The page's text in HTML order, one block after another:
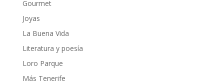
Gourmet
Joyas
La Buena Vida
Literatura y poesía
Loro Parque
Más Tenerife